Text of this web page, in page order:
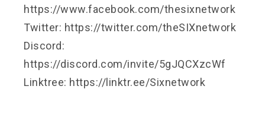
https://www.facebook.com/thesixnetwork
Twitter: https://twitter.com/theSIXnetwork
Discord:
https://discord.com/invite/5gJQCXzcWf
Linktree: https://linktr.ee/Sixnetwork